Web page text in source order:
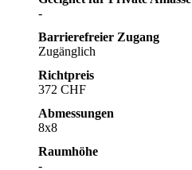
-
Barrierefreier Zugang
Zugänglich
Richtpreis
372 CHF
Abmessungen
8x8
Raumhöhe
-